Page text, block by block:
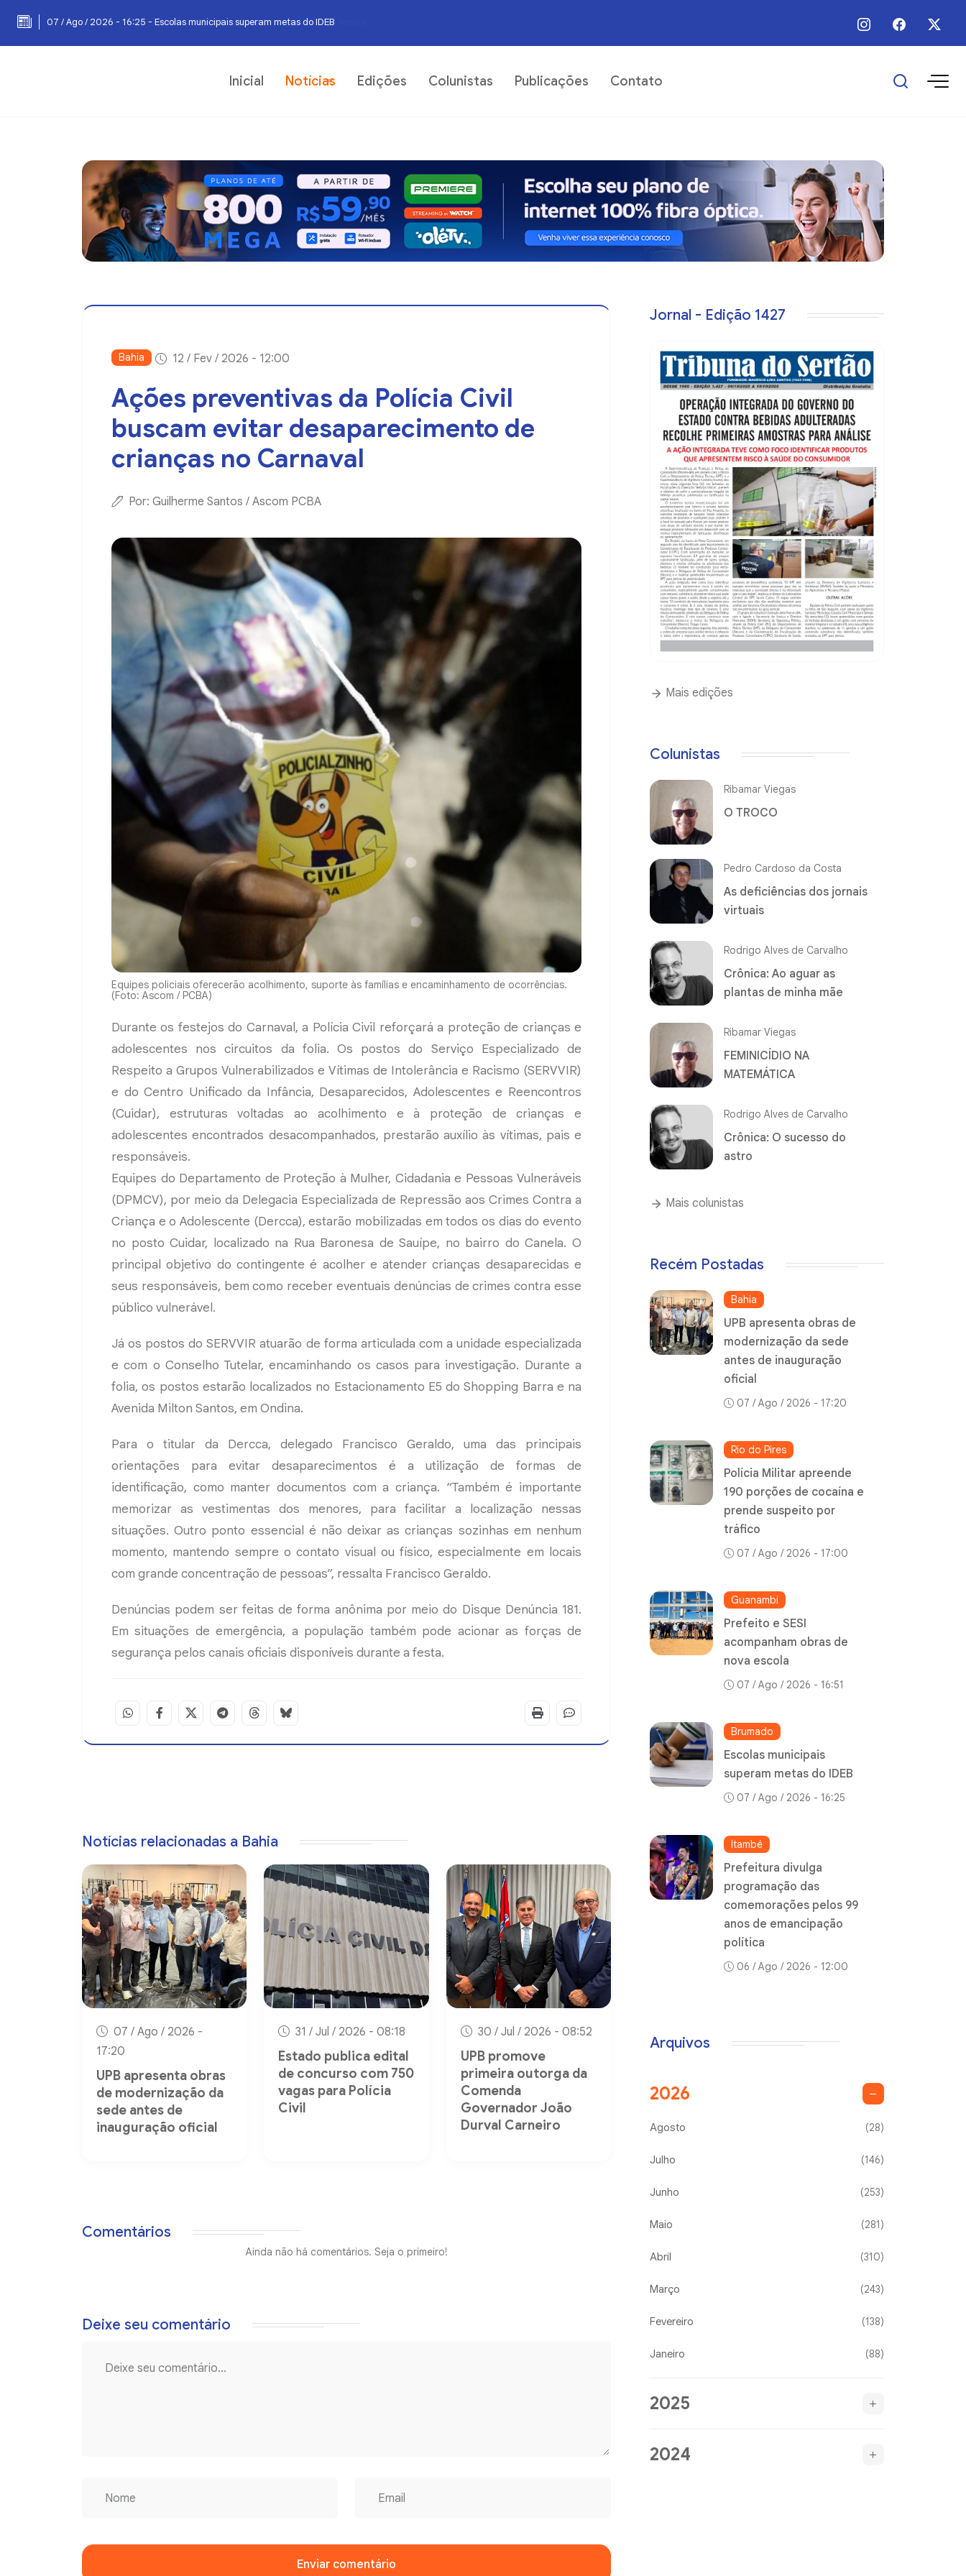
07 / Ago / 2026 - 16:25 - Escolas municipais superam metas do IDEB 06 / Ago / 2026 - 12:00 - Prefeitura divulga programação das
Inicial Notícias Edições Colunistas Publicações Contato
Bahia 12 / Fev / 2026 - 12:00
Ações preventivas da Polícia Civil
buscam evitar desaparecimento de
crianças no Carnaval
Por: Guilherme Santos / Ascom PCBA
Equipes policiais oferecerão acolhimento, suporte às famílias e encaminhamento de ocorrências.
(Foto: Ascom / PCBA)
Durante os festejos do Carnaval, a Polícia Civil reforçará a proteção de crianças e
adolescentes nos circuitos da folia. Os postos do Serviço Especializado de
Respeito a Grupos Vulnerabilizados e Vítimas de Intolerância e Racismo (SERVVIR)
e do Centro Unificado da Infância, Desaparecidos, Adolescentes e Reencontros
(Cuidar), estruturas voltadas ao acolhimento e à proteção de crianças e
adolescentes encontrados desacompanhados, prestarão auxílio às vítimas, pais e
responsáveis.
Equipes do Departamento de Proteção à Mulher, Cidadania e Pessoas Vulneráveis
(DPMCV), por meio da Delegacia Especializada de Repressão aos Crimes Contra a
Criança e o Adolescente (Dercca), estarão mobilizadas em todos os dias do evento
no posto Cuidar, localizado na Rua Baronesa de Sauípe, no bairro do Canela. O
principal objetivo do contingente é acolher e atender crianças desaparecidas e
seus responsáveis, bem como receber eventuais denúncias de crimes contra esse
público vulnerável.
Já os postos do SERVVIR atuarão de forma articulada com a unidade especializada
e com o Conselho Tutelar, encaminhando os casos para investigação. Durante a
folia, os postos estarão localizados no Estacionamento E5 do Shopping Barra e na
Avenida Milton Santos, em Ondina.
Para o titular da Dercca, delegado Francisco Geraldo, uma das principais
orientações para evitar desaparecimentos é a utilização de formas de
identificação, como manter documentos com a criança. “Também é importante
memorizar as vestimentas dos menores, para facilitar a localização nessas
situações. Outro ponto essencial é não deixar as crianças sozinhas em nenhum
momento, mantendo sempre o contato visual ou físico, especialmente em locais
com grande concentração de pessoas”, ressalta Francisco Geraldo.
Denúncias podem ser feitas de forma anônima por meio do Disque Denúncia 181.
Em situações de emergência, a população também pode acionar as forças de
segurança pelos canais oficiais disponíveis durante a festa.
Notícias relacionadas a Bahia
07 / Ago / 2026 -
17:20
UPB apresenta obras
de modernização da
sede antes de
inauguração oficial
31 / Jul / 2026 - 08:18
Estado publica edital
de concurso com 750
vagas para Polícia
Civil
30 / Jul / 2026 - 08:52
UPB promove
primeira outorga da
Comenda
Governador João
Durval Carneiro
Comentários
Ainda não há comentários. Seja o primeiro!
Deixe seu comentário
Enviar comentário
Jornal - Edição 1427
Mais edições
Colunistas
Ribamar Viegas
O TROCO
Pedro Cardoso da Costa
As deficiências dos jornais
virtuais
Rodrigo Alves de Carvalho
Crônica: Ao aguar as
plantas de minha mãe
Ribamar Viegas
FEMINICÍDIO NA
MATEMÁTICA
Rodrigo Alves de Carvalho
Crônica: O sucesso do
astro
Mais colunistas
Recém Postadas
Bahia
UPB apresenta obras de
modernização da sede
antes de inauguração
oficial
07 / Ago / 2026 - 17:20
Rio do Pires
Polícia Militar apreende
190 porções de cocaína e
prende suspeito por
tráfico
07 / Ago / 2026 - 17:00
Guanambi
Prefeito e SESI
acompanham obras de
nova escola
07 / Ago / 2026 - 16:51
Brumado
Escolas municipais
superam metas do IDEB
07 / Ago / 2026 - 16:25
Itambé
Prefeitura divulga
programação das
comemorações pelos 99
anos de emancipação
política
06 / Ago / 2026 - 12:00
Arquivos
2026
Agosto (28)
Julho (146)
Junho (253)
Maio (281)
Abril (310)
Março (243)
Fevereiro (138)
Janeiro (88)
2025
2024